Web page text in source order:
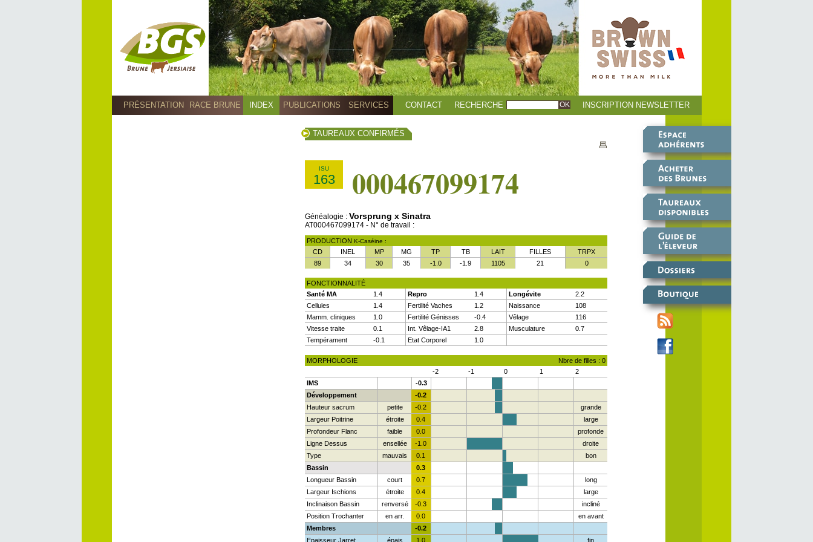
PRÉSENTATION RACE BRUNE INDEX PUBLICATIONS SERVICES CONTACT RECHERCHE INSCRIPTION NEWSLETTER
TAUREAUX CONFIRMÉS
ISU
163 000467099174
Généalogie : Vorsprung x Sinatra
AT000467099174 - N° de travail :
PRODUCTION K-Caséine :
CD INEL MP MG TP TB LAIT FILLES
TRPX
89
34 30 35 -1.0 -1.9 1105 21 0
FONCTIONNALITÉ
Santé MA
1.4 Repro 1.4 Longévite
2.2
Cellules
1.4 Fertilité Vaches 1.2 Naissance
108
Mamm. cliniques
1.0 Fertilité Génisses -0.4 Vêlage
116
Vitesse traite
0.1 Int. Vêlage-IA1 2.8 Musculature
0.7
Tempérament
-0.1 Etat Corporel 1.0
MORPHOLOGIE
Nbre de filles : 0
-2
-1 0 1
2
IMS
-0.3
Développement
-0.2
Hauteur sacrum
petite -0.2
grande
Largeur Poitrine
étroite 0.4
large
Profondeur Flanc
faible 0.0
profonde
Ligne Dessus
ensellée -1.0
droite
Type
mauvais 0.1
bon
Bassin
0.3
Longueur Bassin
court 0.7
long
Largeur Ischions
étroite 0.4
large
Inclinaison Bassin
renversé -0.3
incliné
Position Trochanter
en arr. 0.0
en avant
Membres
-0.2
Epaisseur Jarret
épais 1.0 fin